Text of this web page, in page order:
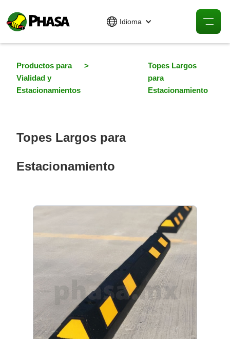
Idioma
Productos para
Vialidad y
Estacionamientos
>
Topes Largos
para
Estacionamiento
Topes Largos para
Estacionamiento